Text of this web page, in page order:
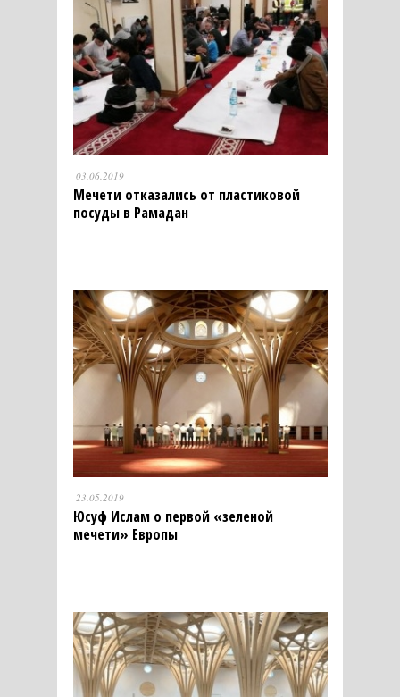
03.06.2019
Мечети отказались от пластиковой
посуды в Рамадан
23.05.2019
Юсуф Ислам о первой «зеленой
мечети» Европы